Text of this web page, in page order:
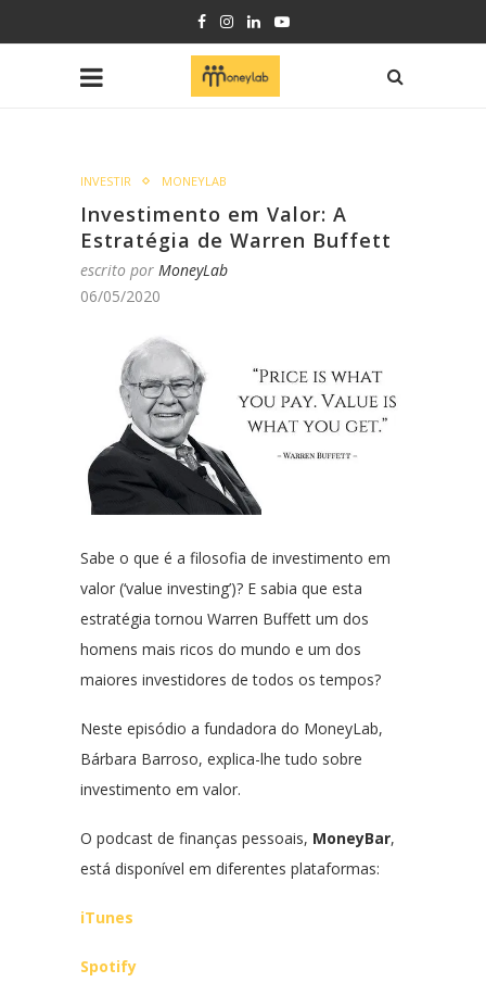
INVESTIR MONEYLAB
Investimento em Valor: A
Estratégia de Warren Buffett
escrito por MoneyLab
06/05/2020
Sabe o que é a filosofia de investimento em
valor (‘value investing’)? E sabia que esta
estratégia tornou Warren Buffett um dos
homens mais ricos do mundo e um dos
maiores investidores de todos os tempos?
Neste episódio a fundadora do MoneyLab,
Bárbara Barroso, explica-lhe tudo sobre
investimento em valor.
O podcast de finanças pessoais, MoneyBar,
está disponível em diferentes plataformas:
iTunes
Spotify